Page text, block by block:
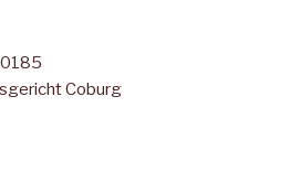
Coburg